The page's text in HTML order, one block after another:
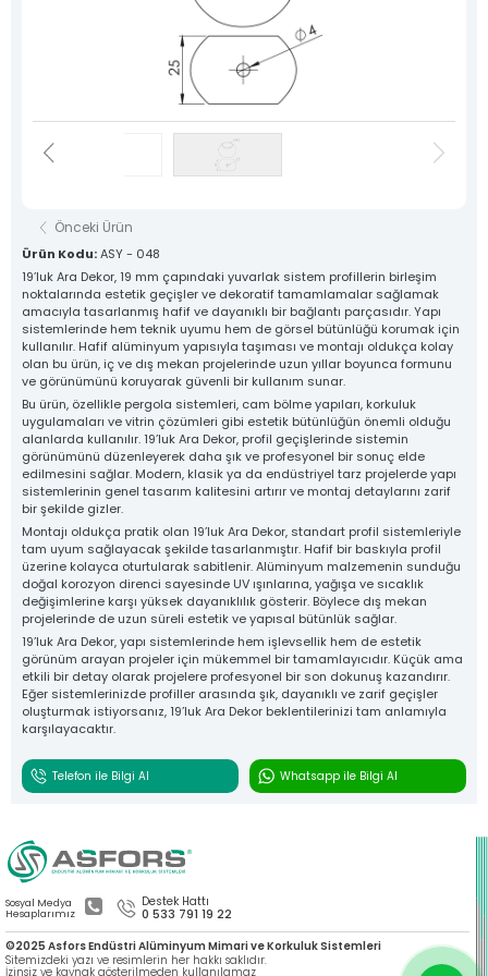
Kare Sistem Yuvarlak Sistem Baza Sistem
Tüm hakkı saklıdır. Sitemizde kullanılan tüm içerik ve görseller
Asfors Endüstri Alüminyum Mimari ve Korkuluk Sistemleri'ne ait olup izinsiz kullanımı hukuki yaptırıma tabidir.
Önceki Ürün
Ürün Kodu:ASY - 048
19’luk Ara Dekor, 19 mm çapındaki yuvarlak sistem profillerin birleşim
noktalarında estetik geçişler ve dekoratif tamamlamalar sağlamak
amacıyla tasarlanmış hafif ve dayanıklı bir bağlantı parçasıdır. Yapı
sistemlerinde hem teknik uyumu hem de görsel bütünlüğü korumak için
kullanılır. Hafif alüminyum yapısıyla taşıması ve montajı oldukça kolay
olan bu ürün, iç ve dış mekan projelerinde uzun yıllar boyunca formunu
ve görünümünü koruyarak güvenli bir kullanım sunar.
Bu ürün, özellikle pergola sistemleri, cam bölme yapıları, korkuluk
uygulamaları ve vitrin çözümleri gibi estetik bütünlüğün önemli olduğu
alanlarda kullanılır. 19’luk Ara Dekor, profil geçişlerinde sistemin
görünümünü düzenleyerek daha şık ve profesyonel bir sonuç elde
edilmesini sağlar. Modern, klasik ya da endüstriyel tarz projelerde yapı
sistemlerinin genel tasarım kalitesini artırır ve montaj detaylarını zarif
bir şekilde gizler.
Montajı oldukça pratik olan 19’luk Ara Dekor, standart profil sistemleriyle
tam uyum sağlayacak şekilde tasarlanmıştır. Hafif bir baskıyla profil
üzerine kolayca oturtularak sabitlenir. Alüminyum malzemenin sunduğu
doğal korozyon direnci sayesinde UV ışınlarına, yağışa ve sıcaklık
değişimlerine karşı yüksek dayanıklılık gösterir. Böylece dış mekan
projelerinde de uzun süreli estetik ve yapısal bütünlük sağlar.
19’luk Ara Dekor, yapı sistemlerinde hem işlevsellik hem de estetik
görünüm arayan projeler için mükemmel bir tamamlayıcıdır. Küçük ama
etkili bir detay olarak projelere profesyonel bir son dokunuş kazandırır.
Eğer sistemlerinizde profiller arasında şık, dayanıklı ve zarif geçişler
oluşturmak istiyorsanız, 19’luk Ara Dekor beklentilerinizi tam anlamıyla
karşılayacaktır.
Telefon ile Bilgi Al Whatsapp ile Bilgi Al
Sosyal Medya
Hesaplarımız
Destek Hattı
0 533 791 19 22
©2025 Asfors Endüstri Alüminyum Mimari ve Korkuluk Sistemleri
Sitemizdeki yazı ve resimlerin her hakkı saklıdır.
İzinsiz ve kaynak gösterilmeden kullanılamaz